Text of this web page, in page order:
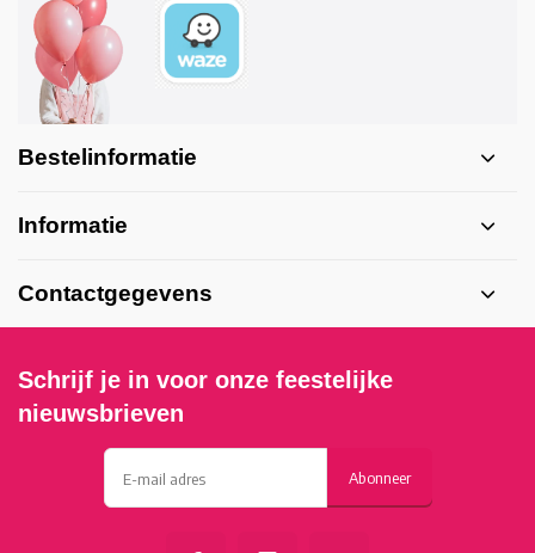
Bestelinformatie
Informatie
Contactgegevens
Schrijf je in voor onze feestelijke
nieuwsbrieven
Abonneer